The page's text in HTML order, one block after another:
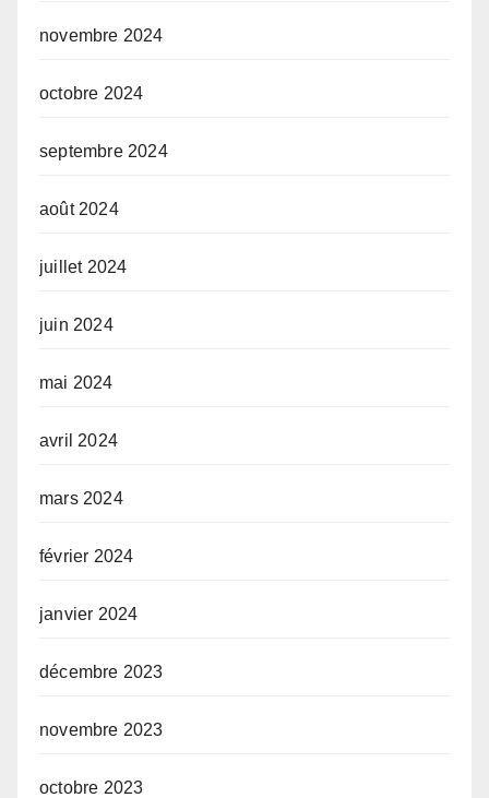
novembre 2024
octobre 2024
septembre 2024
août 2024
juillet 2024
juin 2024
mai 2024
avril 2024
mars 2024
février 2024
janvier 2024
décembre 2023
novembre 2023
octobre 2023